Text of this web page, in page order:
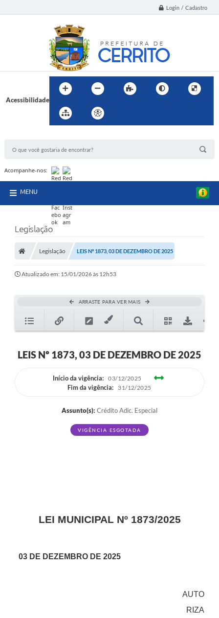
Login / Cadastro
Acessibilidade
Acompanhe-nos:
MENU
Legislação
Legislação LEIS Nº 1873, 03 DE DEZEMBRO DE 2025
Atualizado em: 15/01/2026 às 12h53
ARRASTE PARA VER MAIS
LEIS Nº 1873, 03 DE DEZEMBRO DE 2025
Início da vigência: 03/12/2025
Fim da vigência: 31/12/2025
Assunto(s): Crédito Adic. Especial
VIGÊNCIA ESGOTADA
LEI MUNICIPAL Nº 1873/2025
03 DE DEZEMBRO DE 2025
AUTO
RIZA